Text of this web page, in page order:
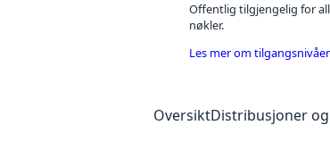
Offentlig tilgjengelig for
nøkler.
Les mer om
OversiktDistribusjoner